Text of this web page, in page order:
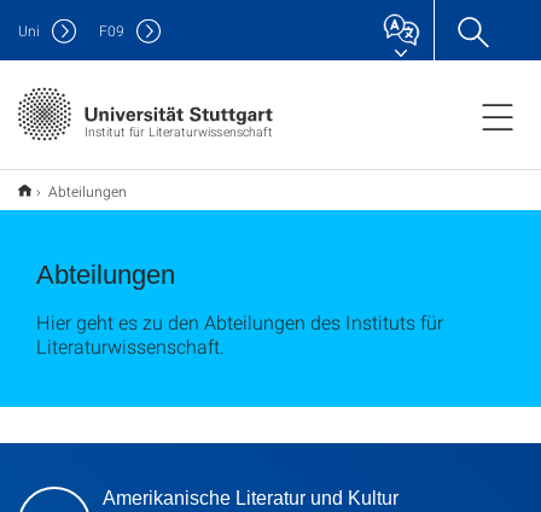
Institut für Literaturwissenschaft
Uni F09
Abteilungen
Abteilungen
Hier geht es zu den Abteilungen des Instituts für
Literaturwissenschaft.
Amerikanische Literatur und Kultur